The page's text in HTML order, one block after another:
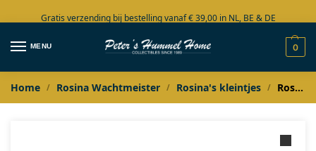
Gratis verzending bij bestelling vanaf € 39,00 in NL, BE & DE
Grote collectie in voorraad
MENU 0
Home / Rosina Wachtmeister / Rosina's kleintjes / Rosina Wachtmeister Milena